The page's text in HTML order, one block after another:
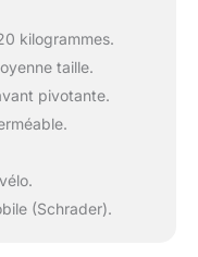
kilogrammes.
taille.
pivotante.
(Schrader).